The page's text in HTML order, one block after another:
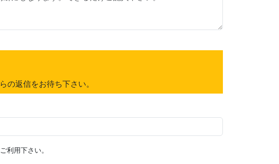
の返信をお待ち下さい。
利用下さい。